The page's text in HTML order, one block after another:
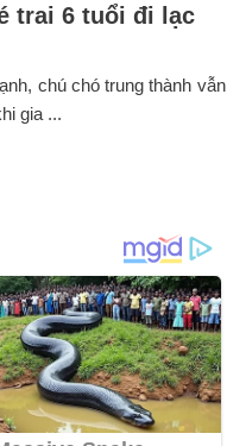
trai 6 tuổi đi lạc
chú chó trung thành vẫn
gia ...